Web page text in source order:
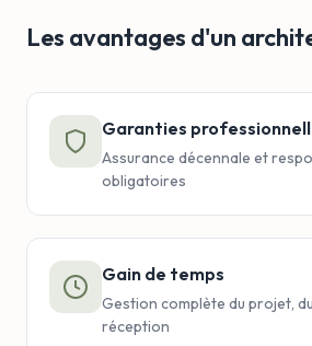
Les avantages d'un
Garanties
Assurance décennale et
obligatoires
Gain de temps
Gestion complète du projet,
réception